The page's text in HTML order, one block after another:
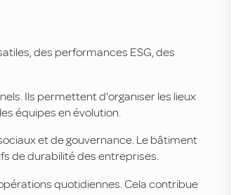
des performances ESG, des
Ils permettent d'organiser les lieux
équipes en évolution.
et de gouvernance. Le bâtiment
de durabilité des entreprises.
quotidiennes. Cela contribue